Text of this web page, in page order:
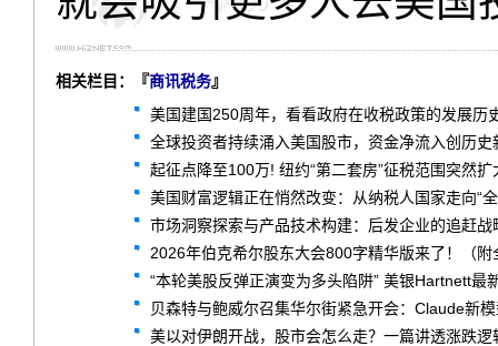
相关栏目：『商讯税务』
美国建国250周年，看看政府在收税政策的发展历
全球投资者持续涌入美国股市，资金净流入创历史
起征点降至100万! 纽约“第二套房”征税范围突然
美国财富逻辑正在悄然改变：从纳税人国家走向“
市场洞察探索与产品技术构建：后发企业的追赶战
2026年伯克希尔股东大会800字精华版来了！（附
“本轮美股反弹正演变为多头陷阱” 美银Hartnett最
贝森特与鲍威尔召集华尔街紧急开会：Claude新
美以对伊朗开战，股市会怎么走？一篇讲透涨跌逻